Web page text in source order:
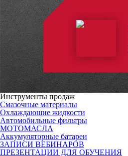
Инструменты продаж
Смазочные материалы
Охлаждающие жидкости
Автомобильные фильтры
МОТОМАСЛА
Аккумуляторные батареи
ЗАПИСИ ВЕБИНАРОВ
ПРЕЗЕНТАЦИИ ДЛЯ ОБУЧЕНИЯ